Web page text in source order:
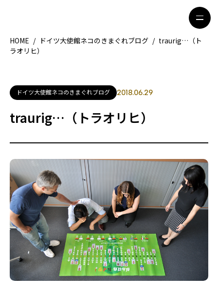
地域別ガイド
グルメ
観光ガイド
留学＆キャリア
著者一覧
ライター募集
HOME / ドイツ大使館ネコのきまぐれブログ / traurig…（ト
ラオリヒ）
ドイツ大使館ネコのきまぐれブログ 2018.06.29
traurig…（トラオリヒ）